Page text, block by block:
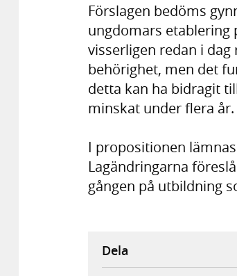
Förslagen bedöms
ungdomars etablering
visserligen redan i
behörighet, men det
detta kan ha bidragit
minskat under flera år.
I propositionen
Lagändringarna
gången på utbildning
Dela